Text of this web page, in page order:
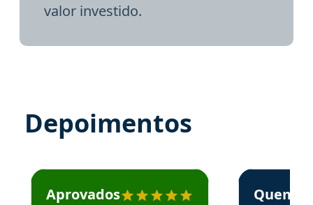
valor investido.
Depoimentos
Estudante José recomenda o Aprova Concursos em
Aprovados
Estudante
Quem